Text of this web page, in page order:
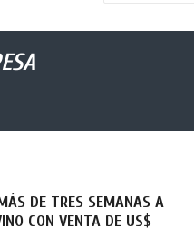
DE TRES SEMANAS A
CON VENTA DE US$